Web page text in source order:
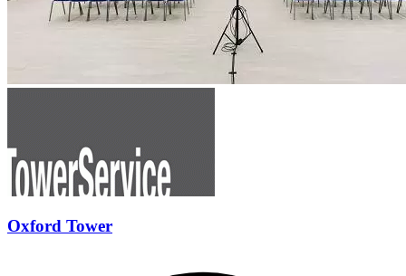
Oxford Tower